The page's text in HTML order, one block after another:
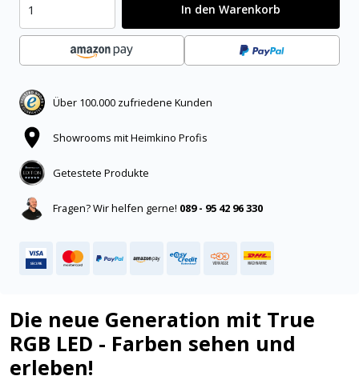
In den Warenkorb
Über 100.000 zufriedene Kunden
Showrooms mit Heimkino Profis
Getestete Produkte
Fragen? Wir helfen gerne! 089 - 95 42 96 330
Die neue Generation mit True
RGB LED - Farben sehen und
erleben!